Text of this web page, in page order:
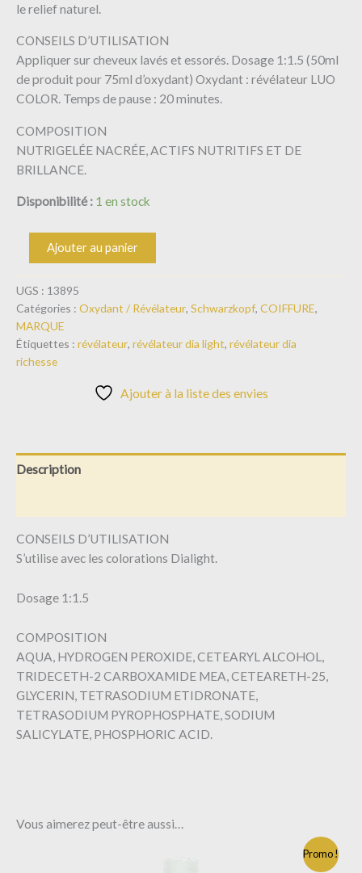
le relief naturel.
CONSEILS D’UTILISATION
Appliquer sur cheveux lavés et essorés. Dosage 1:1.5 (50ml
de produit pour 75ml d’oxydant) Oxydant : révélateur LUO
COLOR. Temps de pause : 20 minutes.
COMPOSITION
NUTRIGELÉE NACRÉE, ACTIFS NUTRITIFS ET DE
BRILLANCE.
Disponibilité : 1 en stock
Ajouter au panier
UGS : 13895
Catégories : Oxydant / Révélateur, Schwarzkopf, COIFFURE,
MARQUE
Étiquettes : révélateur, révélateur dia light, révélateur dia
richesse
Ajouter à la liste des envies
Description
CONSEILS D’UTILISATION
S’utilise avec les colorations Dialight.
Dosage 1:1.5
COMPOSITION
AQUA, HYDROGEN PEROXIDE, CETEARYL ALCOHOL,
TRIDECETH-2 CARBOXAMIDE MEA, CETEARETH-25,
GLYCERIN, TETRASODIUM ETIDRONATE,
TETRASODIUM PYROPHOSPHATE, SODIUM
SALICYLATE, PHOSPHORIC ACID.
Vous aimerez peut-être aussi…
Promo !